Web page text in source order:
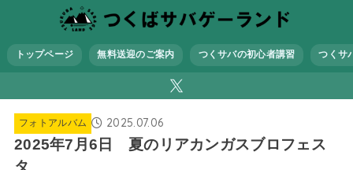
トップページ 無料送迎のご案内 つくサバの初心者講習 つくサ
フォトアルバム 2025.07.06
2025年7月6日 夏のリアカンガスブロフェス
タ